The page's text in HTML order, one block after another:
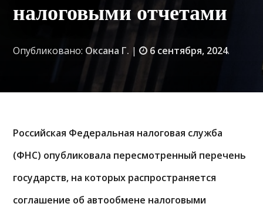
налоговыми отчетами
Опубликовано: Оксана Г. | 6 сентября, 2024.
Российская Федеральная налоговая служба
(ФНС) опубликовала пересмотренный перечень
государств, на которых распространяется
соглашение об автообмене налоговыми